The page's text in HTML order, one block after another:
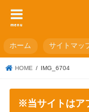
menu
ホーム サイトマッ
HOME IMG_6704
※当サイトはア